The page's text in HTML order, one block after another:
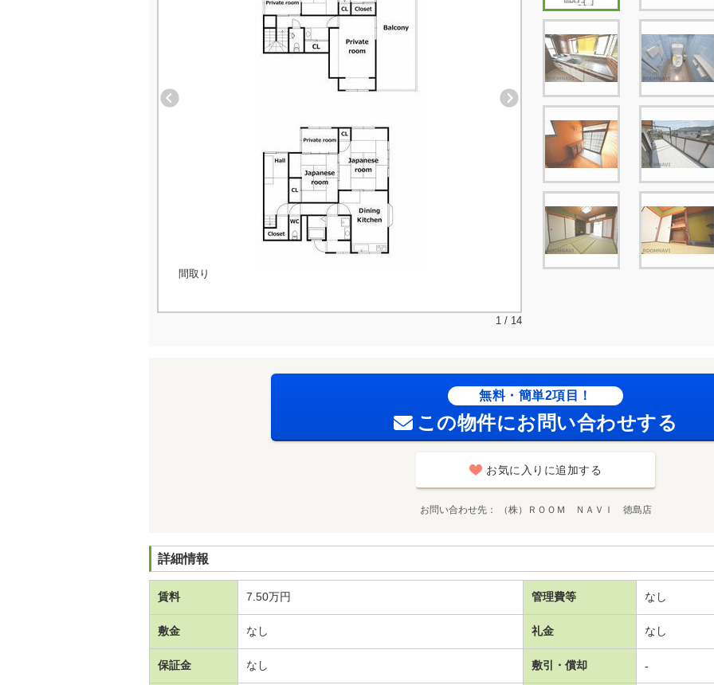
間取り
1 / 14
無料・簡単2項目！
この物件にお問い合わせする
お気に入りに追加する
お問い合わせ先 （株）ＲＯＯＭ ＮＡＶＩ 徳島店
詳細情報
賃料 7.50万円 管理費等 なし
敷金 なし 礼金 なし
保証金 なし 敷引・償却 -